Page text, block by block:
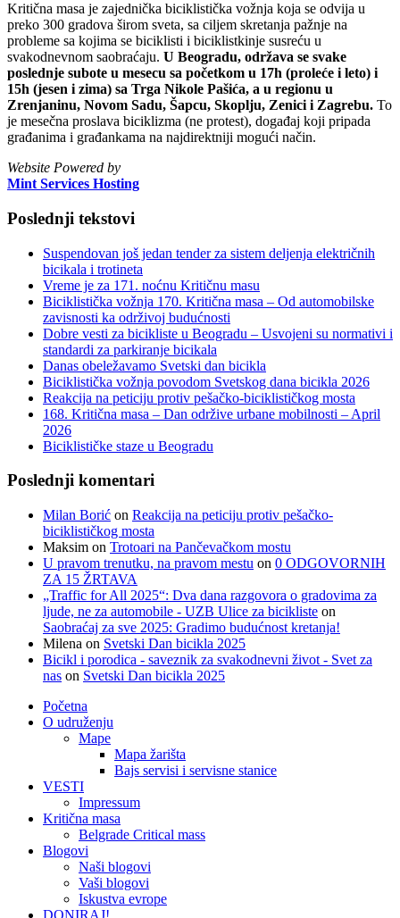
Kritična masa je zajednička biciklistička vožnja koja se odvija u
preko 300 gradova širom sveta, sa ciljem skretanja pažnje na
probleme sa kojima se biciklisti i biciklistkinje susreću u
svakodnevnom saobraćaju. U Beogradu, održava se svake
poslednje subote u mesecu sa početkom u 17h (proleće i leto) i
15h (jesen i zima) sa Trga Nikole Pašića, a u regionu u
Zrenjaninu, Novom Sadu, Šapcu, Skoplju, Zenici i Zagrebu. To
je mesečna proslava biciklizma (ne protest), događaj koji pripada
građanima i građankama na najdirektniji mogući način.
Website Powered by
Mint Services Hosting
Poslednji tekstovi
Suspendovan još jedan tender za sistem deljenja električnih
bicikala i trotineta
Vreme je za 171. noćnu Kritičnu masu
Biciklistička vožnja 170. Kritična masa – Od automobilske
zavisnosti ka održivoj budućnosti
Dobre vesti za bicikliste u Beogradu – Usvojeni su normativi i
standardi za parkiranje bicikala
Danas obeležavamo Svetski dan bicikla
Biciklistička vožnja povodom Svetskog dana bicikla 2026
Reakcija na peticiju protiv pešačko-biciklističkog mosta
168. Kritična masa – Dan održive urbane mobilnosti – April
2026
Biciklističke staze u Beogradu
Poslednji komentari
Milan Borić on Reakcija na peticiju protiv pešačko-
biciklističkog mosta
Maksim on Trotoari na Pančevačkom mostu
U pravom trenutku, na pravom mestu on 0 ODGOVORNIH
ZA 15 ŽRTAVA
„Traffic for All 2025“: Dva dana razgovora o gradovima za
ljude, ne za automobile - UZB Ulice za bicikliste on
Saobraćaj za sve 2025: Gradimo budućnost kretanja!
Milena on Svetski Dan bicikla 2025
Bicikl i porodica - saveznik za svakodnevni život - Svet za
nas on Svetski Dan bicikla 2025
Početna
O udruženju
Mape
Mapa žarišta
Bajs servisi i servisne stanice
VESTI
Impressum
Kritična masa
Belgrade Critical mass
Blogovi
Naši blogovi
Vaši blogovi
Iskustva evrope
DONIRAJ!